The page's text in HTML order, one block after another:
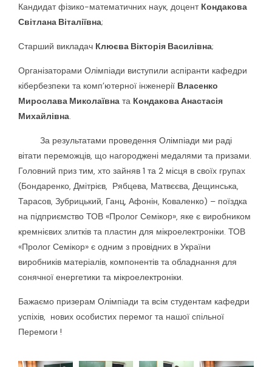
Кандидат фізико-математичних наук, доцент Кондакова
Світлана Віталіївна;
Старший викладач Клюєва Вікторія Василівна;
Організаторами Олімпіади виступили аспіранти кафедри
кібербезпеки та комп’ютерної інженерії Власенко
Мирослава Миколаївна та Кондакова Анастасія
Михайлівна.
За результатами проведення Олімпіади ми раді
вітати переможців, що нагороджені медалями та призами.
Головний приз тим, хто зайняв 1 та 2 місця в своїх групах
(Бондаренко, Дмітрієв, Рябцева, Матвєєва, Дещинська,
Тарасов, Зубрицький, Ганц, Афонін, Коваленко) – поїздка
на підприємство ТОВ «Пролог Семікор», яке є виробником
кремнієвих злитків та пластин для мікроелектроніки. ТОВ
«Пролог Семікор» є одним з провідних в України
виробників матеріалів, компонентів та обладнання для
сонячної енергетики та мікроелектроніки.
Бажаємо призерам Олімпіади та всім студентам кафедри
успіхів, нових особистих перемог та нашої спільної
Перемоги !